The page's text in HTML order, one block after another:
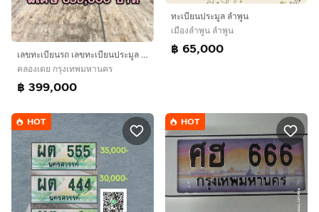
เลขทะเบียนรถ เลขทะเบียนประมูล 6กฐ9898 (ผลรวมดีมาก 50 พลังแห่งปัญญา)
คลองเตย กรุงเทพมหานคร
฿ 399,000
ทะเบียนประมูล ลำพูน
เมืองลำพูน ลำพูน
฿ 65,000
HOT HOT